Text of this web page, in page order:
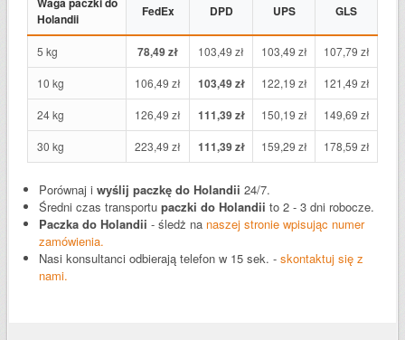
Holandii
FedEx DPD UPS GLS
5 kg 78,49 zł 103,49 zł 103,49 zł 107,79 zł
10 kg 106,49 zł 103,49 zł 122,19 zł 121,49 zł
24 kg 126,49 zł 111,39 zł 150,19 zł 149,69 zł
30 kg 223,49 zł 111,39 zł 159,29 zł 178,59 zł
Porównaj i wyślij paczkę do Holandii 24/7.
Średni czas transportu paczki do Holandii to 2 - 3 dni robocze.
Paczka do Holandii - śledż na naszej stronie wpisując numer
zamówienia.
Nasi konsultanci odbierają telefon w 15 sek. - skontaktuj się z
nami.